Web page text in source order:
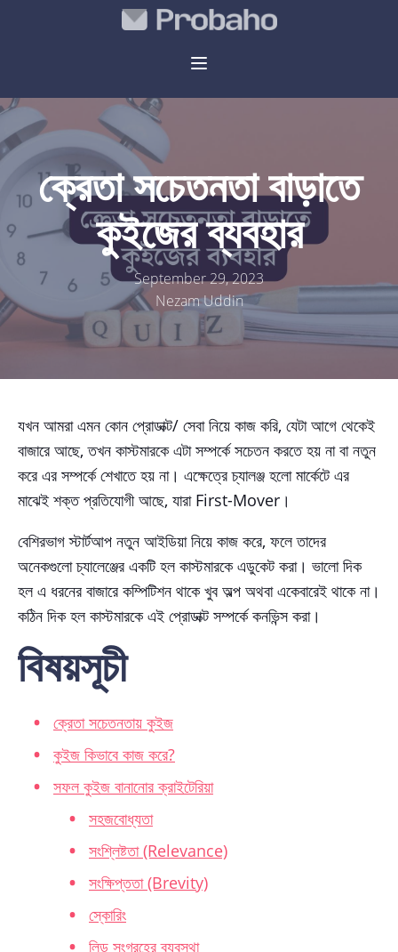
ক্রেতা সচেতনতা বাড়াতে
কুইজের ব্যবহার
September 29, 2023
Nezam Uddin
যখন আমরা এমন কোন প্রোডাক্ট/ সেবা নিয়ে কাজ করি, যেটা আগে থেকেই
বাজারে আছে, তখন কাস্টমারকে এটা সম্পর্কে সচেতন করতে হয় না বা নতুন
করে এর সম্পর্কে শেখাতে হয় না। এক্ষেত্রে চ্যালঞ্জ হলো মার্কেটে এর
মাঝেই শক্ত প্রতিযোগী আছে, যারা First-Mover।
বেশিরভাগ স্টার্টআপ নতুন আইডিয়া নিয়ে কাজ করে, ফলে তাদের
অনেকগুলো চ্যালেঞ্জের একটি হল কাস্টমারকে এডুকেট করা। ভালো দিক
হল এ ধরনের বাজারে কম্পিটিশন থাকে খুব অল্প অথবা একেবারেই থাকে না।
কঠিন দিক হল কাস্টমারকে এই প্রোডাক্ট সম্পর্কে কনভিন্স করা।
বিষয়সূচী
ক্রেতা সচেতনতায় কুইজ
কুইজ কিভাবে কাজ করে?
সফল কুইজ বানানোর ক্রাইটেরিয়া
সহজবোধ্যতা
সংশ্লিষ্টতা (Relevance)
সংক্ষিপ্ততা (Brevity)
স্কোরিং
লিড সংগ্রহের ব্যবস্থা